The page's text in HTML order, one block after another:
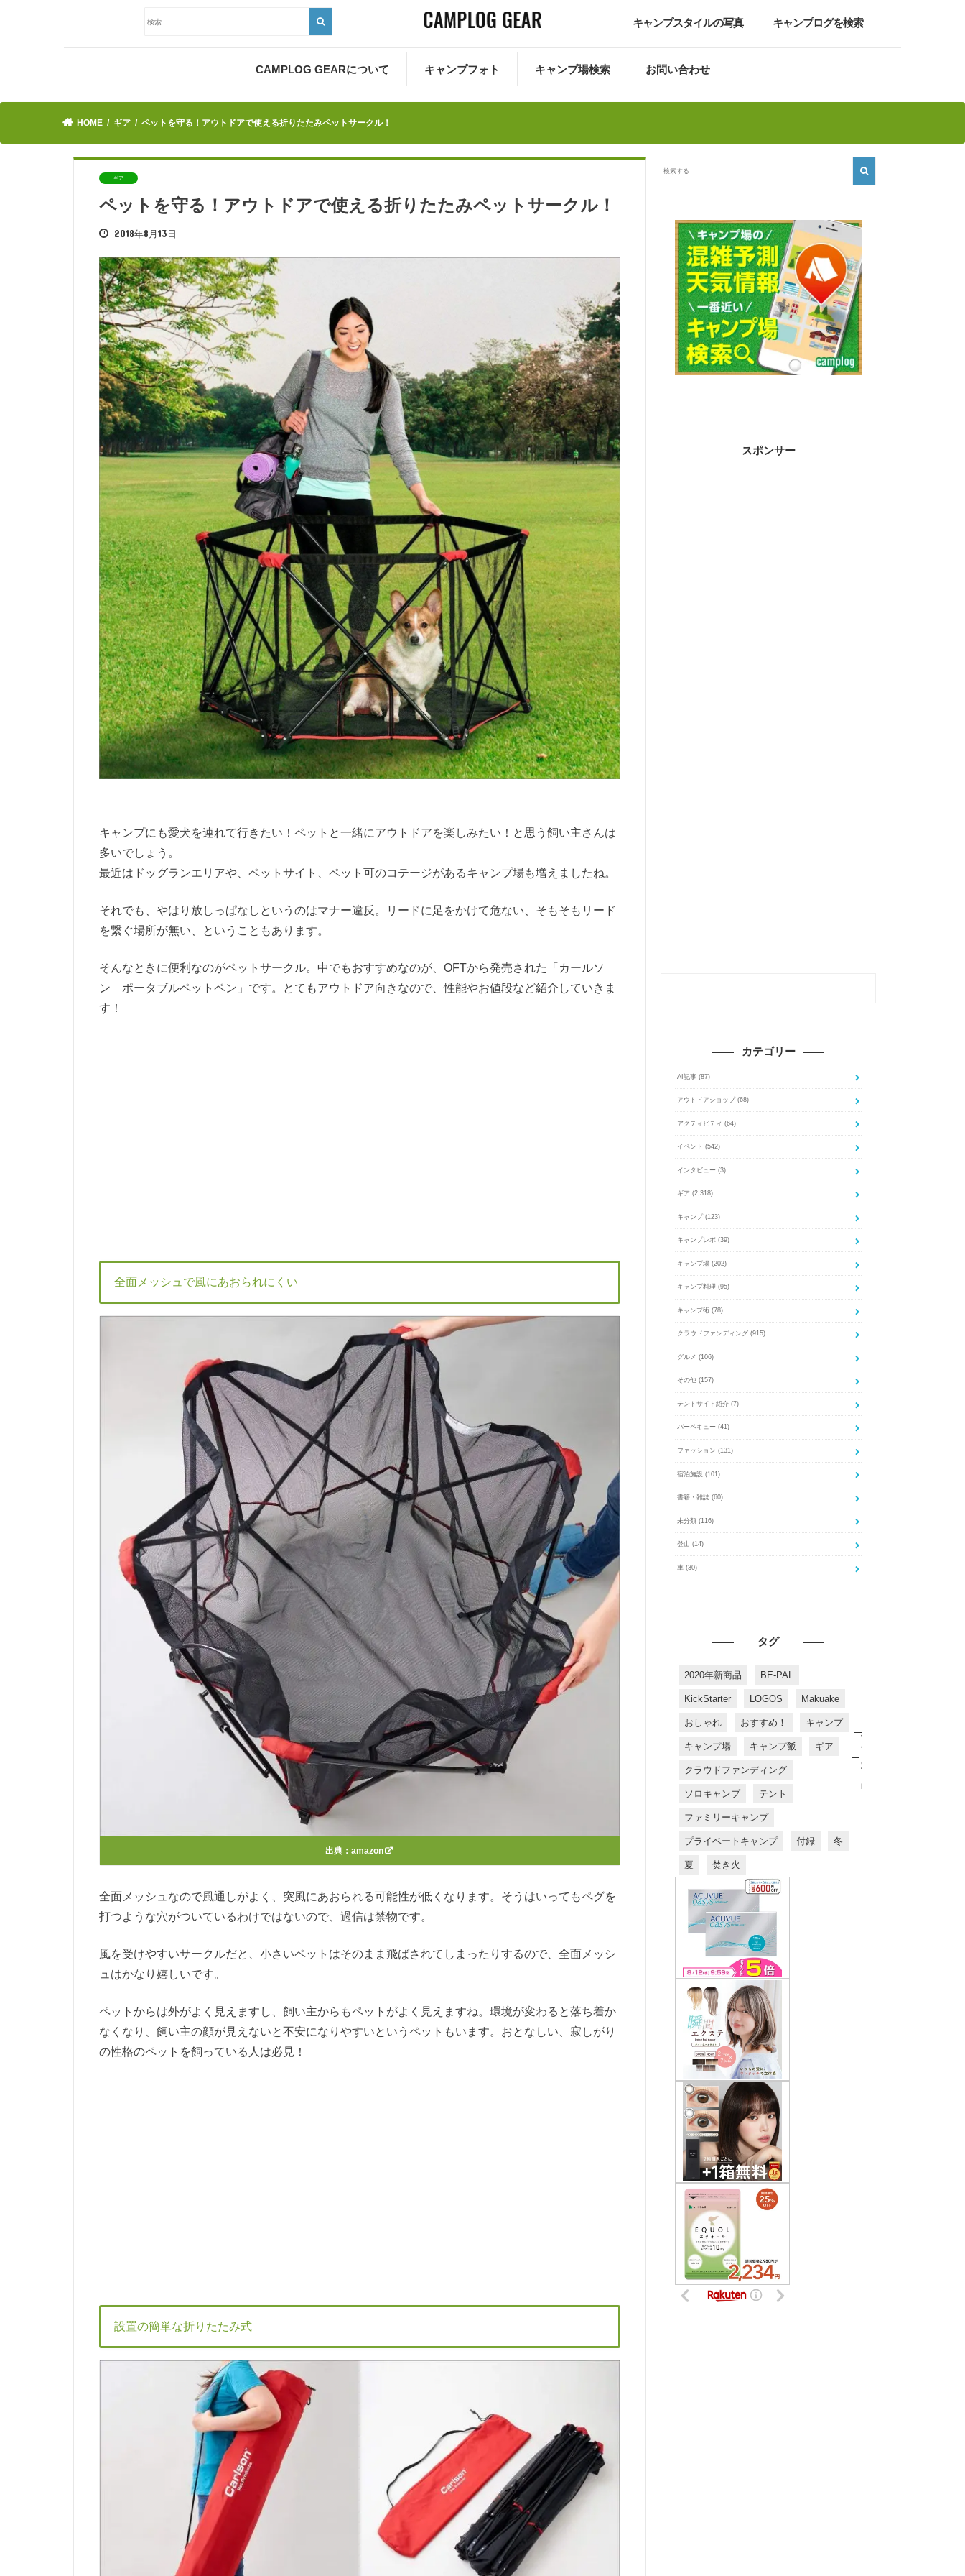
キャンプスタイルの写真 キャンプログを検索
CAMPLOG GEARについて キャンプフォト キャンプ場検索 お問い合わせ
HOME ギア ペットを守る！アウトドアで使える折りたたみペットサークル！
ギア
ペットを守る！アウトドアで使える折りたたみペットサークル！
2018年8月13日
キャンプにも愛犬を連れて行きたい！ペットと一緒にアウトドアを楽しみたい！と思う飼い主さんは
多いでしょう。
最近はドッグランエリアや、ペットサイト、ペット可のコテージがあるキャンプ場も増えましたね。
それでも、やはり放しっぱなしというのはマナー違反。リードに足をかけて危ない、そもそもリード
を繋ぐ場所が無い、ということもあります。
そんなときに便利なのがペットサークル。中でもおすすめなのが、OFTから発売された「カールソ
ン ポータブルペットペン」です。とてもアウトドア向きなので、性能やお値段など紹介していきま
す！
全面メッシュで風にあおられにくい
出典： amazon
全面メッシュなので風通しがよく、突風にあおられる可能性が低くなります。そうはいってもペグを
打つような穴がついているわけではないので、過信は禁物です。
風を受けやすいサークルだと、小さいペットはそのまま飛ばされてしまったりするので、全面メッシ
ュはかなり嬉しいです。
ペットからは外がよく見えますし、飼い主からもペットがよく見えますね。環境が変わると落ち着か
なくなり、飼い主の顔が見えないと不安になりやすいというペットもいます。おとなしい、寂しがり
の性格のペットを飼っている人は必見！
設置の簡単な折りたたみ式
スポンサー
カテゴリー
AI記事 (87)
アウトドアショップ (68)
アクティビティ (64)
イベント (542)
インタビュー (3)
ギア (2,318)
キャンプ (123)
キャンプレポ (39)
キャンプ場 (202)
キャンプ料理 (95)
キャンプ術 (78)
クラウドファンディング (915)
グルメ (106)
その他 (157)
テントサイト紹介 (7)
バーベキュー (41)
ファッション (131)
宿泊施設 (101)
書籍・雑誌 (60)
未分類 (116)
登山 (14)
車 (30)
タグ
2020年新商品 BE-PAL
KickStarter LOGOS Makuake
おしゃれ おすすめ！ キャンプ
キャンプ場 キャンプ飯 ギア
クラウドファンディング
ソロキャンプ テント
ファミリーキャンプ
プライベートキャンプ 付録 冬
夏 焚き火
す
す
め
商
品